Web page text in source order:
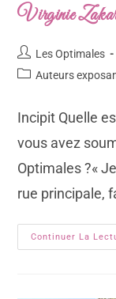
Virginie
Les Optimales
Auteurs
Incipit Quelle
vous avez
Optimales ?«
rue principale,
Continuer La